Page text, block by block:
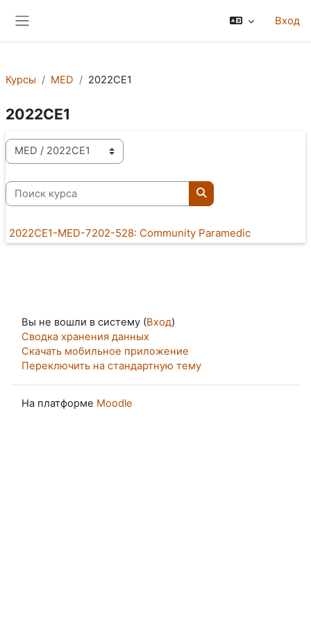
Вход
Курсы MED 2022CE1
2022CE1
Категории курсов
Поиск курса
Поиск курса
2022CE1-MED-7202-528: Community Paramedic
Вы не вошли в систему (Вход)
Сводка хранения данных
Скачать мобильное приложение
Переключить на стандартную тему
На платформе Moodle